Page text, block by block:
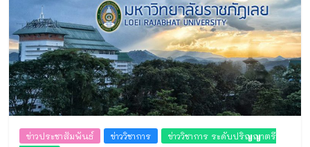
ข่าวประชาสัมพันธ์ ข่าววิชาการ
ข่าววิชาการ ระดับปริญญาตรี